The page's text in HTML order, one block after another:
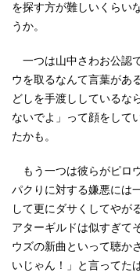
を探す方が難しいくらい
うか。
一つは山中さわお公認
ウを取るなんて言葉があ
どしを手渡ししているな
ないでよ」って顔をして
たかも。
もう一つは彼らがピロ
パクりに対する嫌悪には
して更にダサくしてやが
アターギルドは似すぎて
ウズの新曲といって聴か
いじゃん！」と言ってた